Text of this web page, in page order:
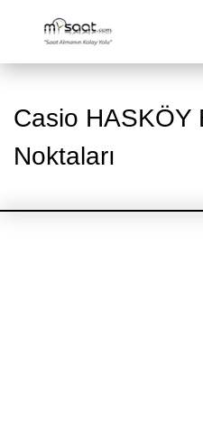
Casio HASKÖY
Noktaları